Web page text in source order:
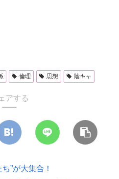
倫理 思想 陰キャ
アする
”が大集合！